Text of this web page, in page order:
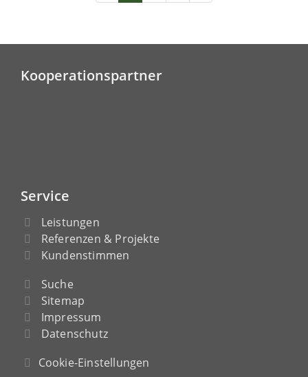
Kooperationspartner
Service
Leistungen
Referenzen & Projekte
Kundenstimmen
Suche
Sitemap
Impressum
Datenschutz
Cookie-Einstellungen